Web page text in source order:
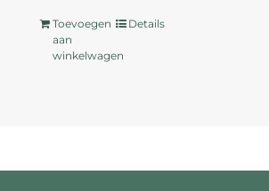
Toevoegen
aan
winkelwagen
Details